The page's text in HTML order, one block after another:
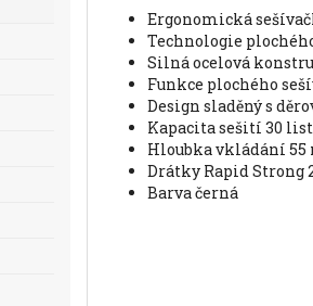
ergonomická
technologie
silná ocelová
funkce plochého
design sladěný s
kapacita sešití 30
hloubka vkládání
drátky Rapid Strong
barva černá